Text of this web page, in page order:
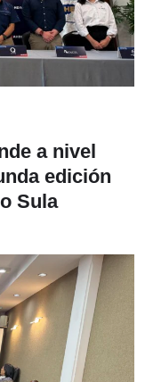
a nivel
edición
Sula